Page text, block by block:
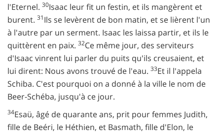
l'Eternel. 30Isaac leur fit un festin, et ils mangèrent et
burent. 31Ils se levèrent de bon matin, et se lièrent l'un
à l'autre par un serment. Isaac les laissa partir, et ils le
quittèrent en paix. 32Ce même jour, des serviteurs
d'Isaac vinrent lui parler du puits qu'ils creusaient, et
lui dirent: Nous avons trouvé de l'eau. 33Et il l'appela
Schiba. C'est pourquoi on a donné à la ville le nom de
Beer-Schéba, jusqu'à ce jour.
34Esaü, âgé de quarante ans, prit pour femmes Judith,
fille de Beéri, le Héthien, et Basmath, fille d'Elon, le